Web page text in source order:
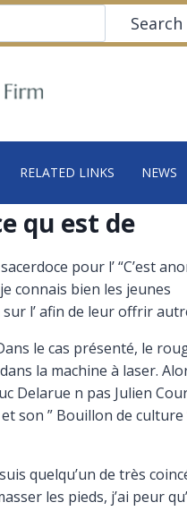
Search
RELATED LINKS NEWS
qu est de
pour l’ “C’est
connais bien les jeunes
l’ afin de leur offrir
le cas présenté, le
la machine à laser.
Delarue n pas Julien
son ” Bouillon de
quelqu’un de très
les pieds, j’ai peur